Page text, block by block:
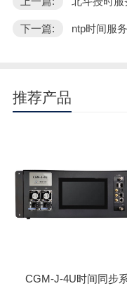
下一篇: ntp时间服
推荐产品
CGM-J-4U时间同步